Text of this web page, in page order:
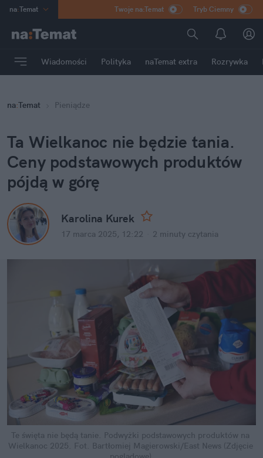
na:Temat
Poland
mama
Rozrywka
Twoje na:Temat Tryb Ciemny
Wiadomości Polityka naTemat extra Rozrywka
na:Temat Pieniądze
Ta Wielkanoc nie będzie tania.
Ceny podstawowych produktów
pójdą w górę
Karolina Kurek
17 marca 2025, 12:22 2 minuty czytania
Te święta nie będą tanie. Podwyżki podstawowych produktów na
Wielkanoc 2025.
Fot. Bartłomiej Magierowski/East News (Zdjęcie